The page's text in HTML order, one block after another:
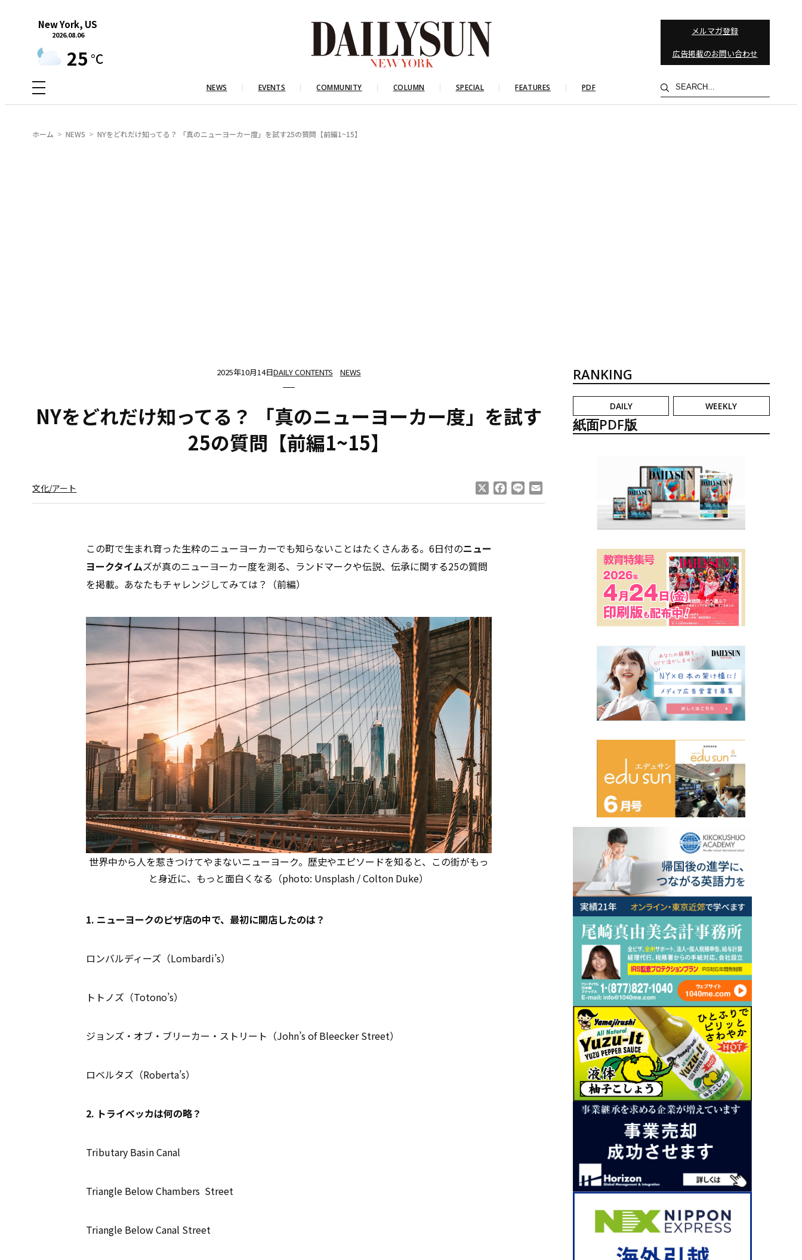
New York, US
2026.08.06
25 °C
メルマガ登録
広告掲載のお問い合わせ
NEWS EVENTS COMMUNITY COLUMN SPECIAL FEATURES PDF
検
索
ホーム NEWS NYをどれだけ知ってる？ 「真のニューヨーカー度」を試す25の質問【前編1~15】
2025年10月14日DAILY CONTENTS NEWS
NYをどれだけ知ってる？ 「真のニューヨーカー度」を試す
25の質問【前編1~15】
文化/アート Facebook
Line
この町で生まれ育った生粋のニューヨーカーでも知らないことはたくさんある。6日付のニュー
ヨークタイムズが真のニューヨーカー度を測る、ランドマークや伝説、伝承に関する25の質問
を掲載。あなたもチャレンジしてみては？（前編）
世界中から人を惹きつけてやまないニューヨーク。歴史やエピソードを知ると、この街がもっ
と身近に、もっと面白くなる（photo: Unsplash / Colton Duke）
1. ニューヨークのピザ店の中で、最初に開店したのは？
ロンバルディーズ（Lombardi’s）
トトノズ（Totono’s）
ジョンズ・オブ・ブリーカー・ストリート（John’s of Bleecker Street）
ロベルタズ（Roberta’s）
2. トライベッカは何の略？
Tributary Basin Canal
Triangle Below Chambers Street
Triangle Below Canal Street
RANKING
DAILY WEEKLY
紙面PDF版